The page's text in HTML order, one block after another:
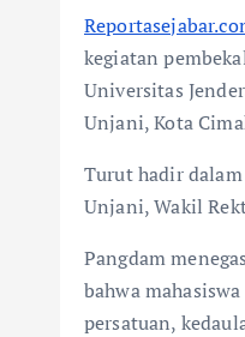
kegiatan
Universitas
Unjani, Kota
Turut hadir
Unjani, Wakil
Pangdam
bahwa
persatuan,